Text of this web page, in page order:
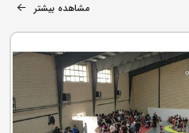
مشاهده بیشتر